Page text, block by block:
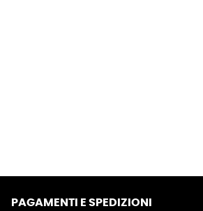
PAGAMENTI E SPEDIZIONI